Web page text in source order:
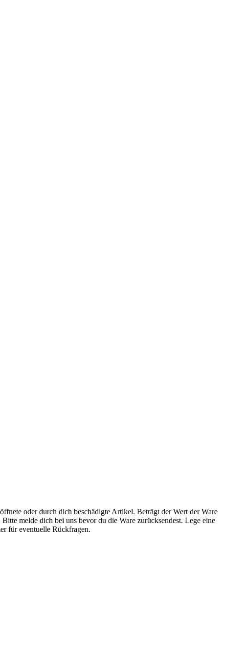
oder durch dich beschädigte Artikel. Beträgt der Wert der Ware
melde dich bei uns bevor du die Ware zurücksendest. Lege eine
für eventuelle Rückfragen.